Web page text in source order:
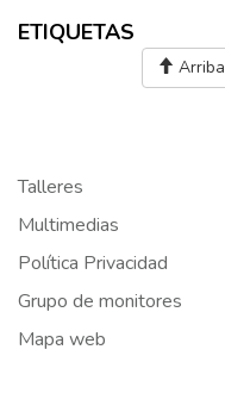
ETIQUETAS
Arriba
Talleres
Multimedias
Política Privacidad
Grupo de monitores
Mapa web